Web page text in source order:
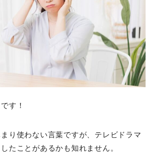
です！
り使わない言葉ですが、テレビドラマ
たことがあるかも知れません。